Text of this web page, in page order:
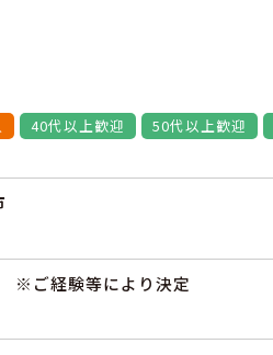
40代以上歓迎 50代以上歓迎
※ご経験等により決定